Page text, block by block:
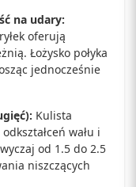
na udary:
oferują
Łożysko połyka
jednocześnie
Kulista
wału i
od 1.5 do 2.5
niszczących